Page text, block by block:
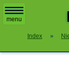
menu
Index »